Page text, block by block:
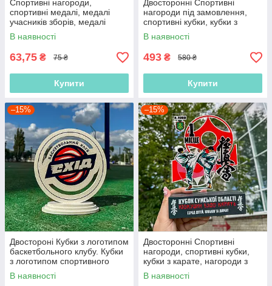
Спортивні нагороди,
спортивні медалі, медалі
учасників зборів, медалі
учасників спортивних заходів
В наявності
63,75 ₴ 75 ₴
Купити
Двосторонні Спортивні
нагороди під замовлення,
спортивні кубки, кубки з
марафону, нагороди з
марафону, кубки забіг
В наявності
493 ₴ 580 ₴
Купити
–15%
Двостороні Кубки з логотипом
баскетбольного клубу. Кубки
з логотипом спортивного
клубу. Баскетбольний
логотип.
В наявності
–15%
Двосторонні Спортивні
нагороди, спортивні кубки,
кубки з карате, нагороди з
карате, нагороди для турнірів
В наявності